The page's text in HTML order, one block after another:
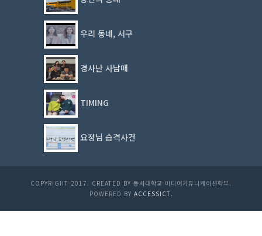
우리 동네, 서구
경사난 사남매
TIMING
요정님 습격사건
COPYRIGHT 2017. CREATED BY 동서대학교 미디어커뮤니케이션학부.
POWERED BY ACCESSICT.